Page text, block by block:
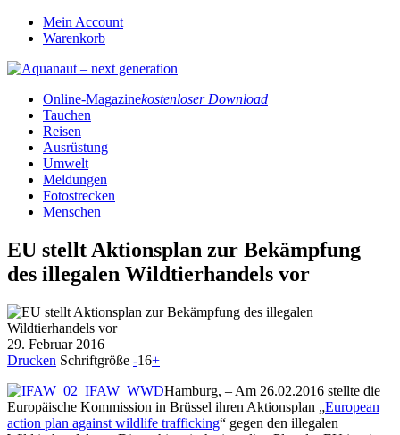
Mein Account
Warenkorb
Online-Magazinekostenloser Download
Tauchen
Reisen
Ausrüstung
Umwelt
Meldungen
Fotostrecken
Menschen
EU stellt Aktionsplan zur Bekämpfung
des illegalen Wildtierhandels vor
29. Februar 2016
Drucken Schriftgröße -16+
Hamburg, – Am 26.02.2016 stellte die
Europäische Kommission in Brüssel ihren Aktionsplan „European
action plan against wildlife trafficking“ gegen den illegalen